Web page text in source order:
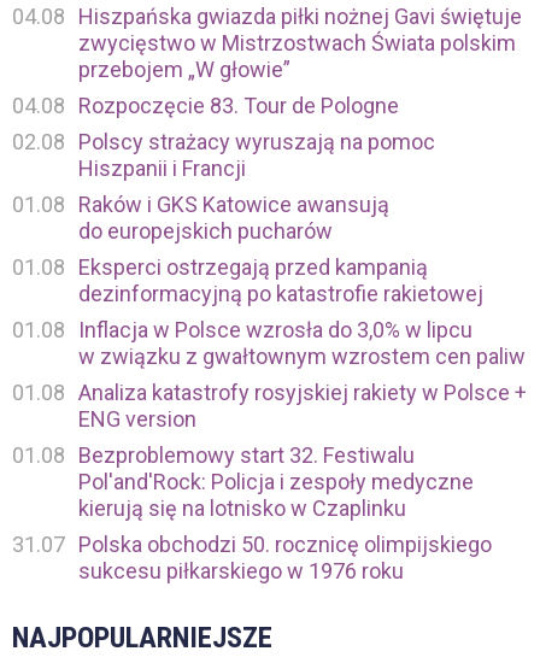
04.08
Hiszpańska gwiazda piłki nożnej Gavi świętuje
zwycięstwo w Mistrzostwach Świata polskim
przebojem „W głowie”
04.08
Rozpoczęcie 83. Tour de Pologne
02.08
Polscy strażacy wyruszają na pomoc
Hiszpanii i Francji
01.08
Raków i GKS Katowice awansują
do europejskich pucharów
01.08
Eksperci ostrzegają przed kampanią
dezinformacyjną po katastrofie rakietowej
01.08
Inflacja w Polsce wzrosła do 3,0% w lipcu
w związku z gwałtownym wzrostem cen paliw
01.08 Analiza katastrofy rosyjskiej rakiety w Polsce +
ENG version
01.08
Bezproblemowy start 32. Festiwalu
Pol'and'Rock: Policja i zespoły medyczne
kierują się na lotnisko w Czaplinku
31.07 Polska obchodzi 50. rocznicę olimpijskiego
sukcesu piłkarskiego w 1976 roku
NAJPOPULARNIEJSZE